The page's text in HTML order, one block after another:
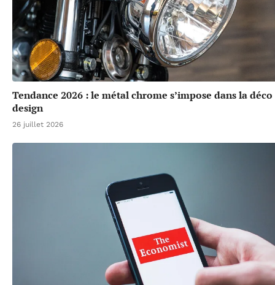
Tendance 2026 : le métal chrome s’impose dans la
design
26 juillet 2026